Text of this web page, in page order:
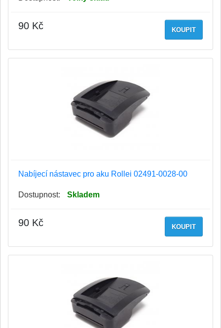
KOUPIT
90 Kč
Nabíjecí nástavec pro aku Rollei 02491-0028-00
Dostupnost: Skladem
KOUPIT
90 Kč